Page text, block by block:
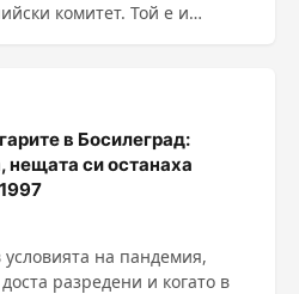
комитет. Той е и
в Босилеград:
си останаха
на пандемия,
разредени и когато в